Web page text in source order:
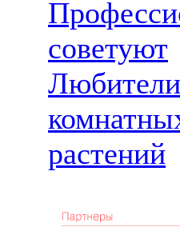
советуют
Любители
растений